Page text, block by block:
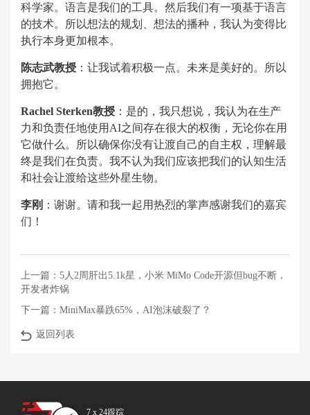
科学家。语言是我们的工具。然后我们有一项基于语言
的技术。所以想法的规划、想法的播种，我认为变得比
执行本身更加根本。
陈志武教授 ：让我试着积极一点。未来是美好的。所以
拥抱它。
Rachel Sterken教授 ：是的，我只想说，我认为在生产
力和负责任地使用AI之间存在很大的权衡，无论你在用
它做什么。所以确保你没有让渡自己的自主权，理解最
终是我们在负责。我不认为我们应该把我们的认知生活
和社会让渡给这些外星生物。
李刚 ：谢谢。请和我一起用热烈的掌声感谢我们的嘉宾
们！
上一篇： 5人2周肝出5.1k星，小米 MiMo Code开源但bug不断，
开发者炸锅
下一篇： MiniMax暴跌65%，AI泡沫破裂了？
返回列表
7 x 24跟踪